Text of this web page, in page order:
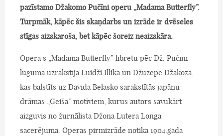
pazīstamo Džakomo Pučīni operu „Madama Butterfly”.
Turpmāk, kāpēc šis skaņdarbs un izrāde ir dvēseles
stīgas aizskaroša, bet kāpēc šoreiz neaizskāra.
Opera s „Madama Butterfly” libretu pēc Dž. Pučini
lūguma uzrakstīja Luidži Illika un Džuzepe Džakoza,
kas balstīts uz Davida Belasko sarakstītās japāņu
drāmas „Geiša” motīviem, kurus autors savukārt
aizguvis no žurnālista Džona Lutera Longa
sacerējuma. Operas pirmizrāde notika 1904.gada